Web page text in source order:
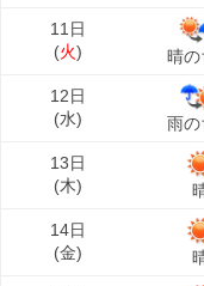
11日
(火) 晴の
12日
(水) 雨の
13日
(木)
14日
(金)